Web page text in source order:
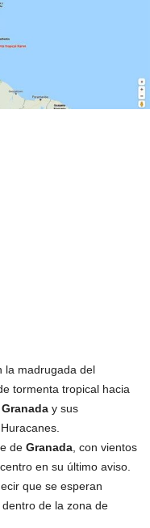
la madrugada del
tormenta tropical hacia
Granada y sus
de Granada , con vientos
centro en su último aviso.
que se esperan
de la zona de